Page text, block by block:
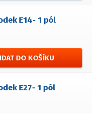
E14- 1 pól
DO KOŠÍKU
E27- 1 pól